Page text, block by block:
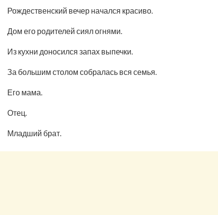
Рождественский вечер начался красиво.
Дом его родителей сиял огнями.
Из кухни доносился запах выпечки.
За большим столом собралась вся семья.
Его мама.
Отец.
Младший брат.